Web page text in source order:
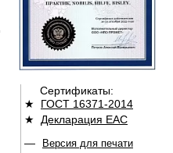
Сертификаты:
★ ГОСТ 16371-2014
★ Декларация ЕАС
—
Версия для печати